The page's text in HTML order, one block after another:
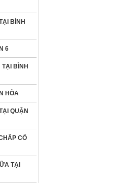
BÌNH
6
TẠI BÌNH
HÒA
QUẬN
CỐ
TẠI